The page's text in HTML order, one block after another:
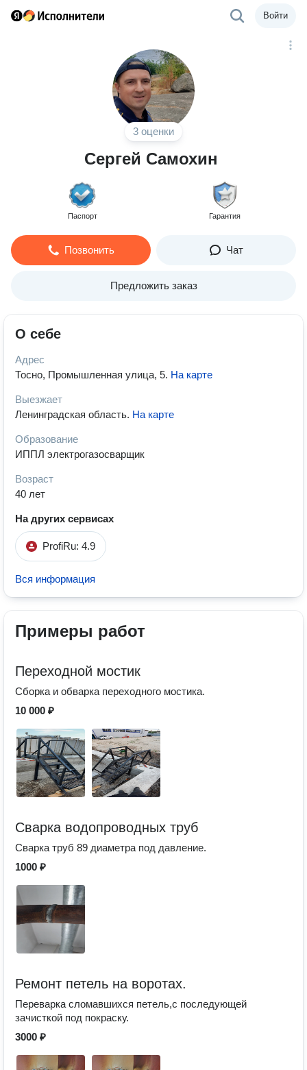
Войти
3 оценки
Сергей Самохин
Паспорт Гарантия
Позвонить Чат
Предложить заказ
О себе
Адрес
Тосно, Промышленная улица, 5. На карте
Выезжает
Ленинградская область. На карте
Образование
ИППЛ электрогазосварщик
Возраст
40 лет
На других сервисах
ProfiRu: 4.9
Вся информация
Примеры работ
Переходной мостик
Сборка и обварка переходного мостика.
10 000 ₽
Сварка водопроводных труб
Сварка труб 89 диаметра под давление.
1000 ₽
Ремонт петель на воротах.
Переварка сломавшихся петель,с последующей
зачисткой под покраску.
3000 ₽